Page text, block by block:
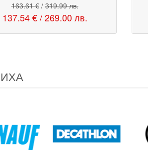
163.61 €/319.99 лв.
137.54 €/269.00 лв.